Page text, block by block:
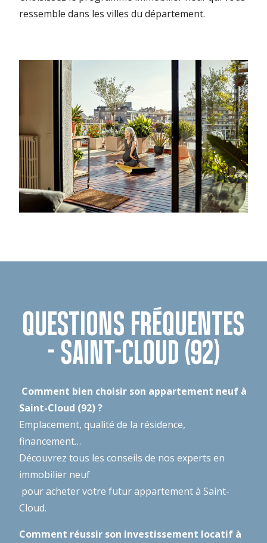
ressemble dans les villes du département.
QUESTIONS FRÉQUENTES
- SAINT-CLOUD (92)
Comment bien choisir son appartement neuf à
Saint-Cloud (92) ?
Emplacement, qualité de la résidence,
financement…
Découvrez tous les conseils de nos experts en
immobilier neuf
pour acheter votre futur appartement à Saint-
Cloud.
Comment réussir son investissement locatif à